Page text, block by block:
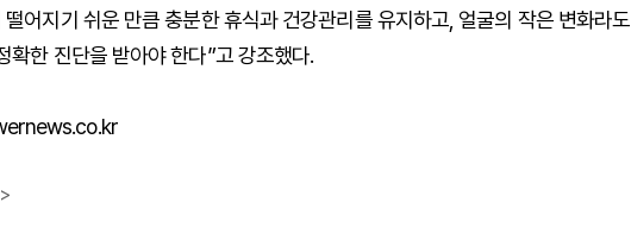
어지기 쉬운 만큼 충분한 휴식과 건강관리를 유지하고, 얼굴의 작은 변화라도
한 진단을 받아야 한다”고 강조했다.